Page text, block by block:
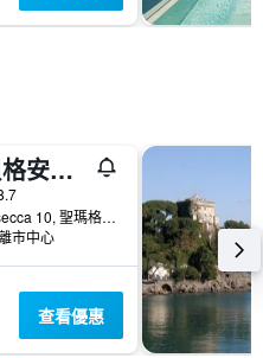
阿爾貝格安娜貝拉旅館
Via Costasecca 10, 聖瑪格麗塔-利古雷, 熱諾亞, 義大利
市中心
查看優惠